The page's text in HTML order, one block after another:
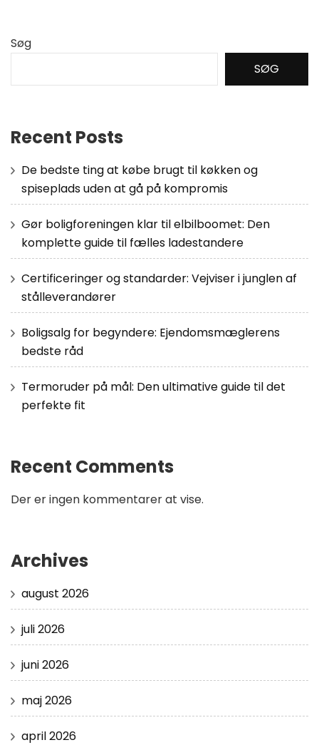
Søg
SØG
Recent Posts
De bedste ting at købe brugt til køkken og
spiseplads uden at gå på kompromis
Gør boligforeningen klar til elbilboomet: Den
komplette guide til fælles ladestandere
Certificeringer og standarder: Vejviser i junglen af
stålleverandører
Boligsalg for begyndere: Ejendomsmæglerens
bedste råd
Termoruder på mål: Den ultimative guide til det
perfekte fit
Recent Comments
Der er ingen kommentarer at vise.
Archives
august 2026
juli 2026
juni 2026
maj 2026
april 2026